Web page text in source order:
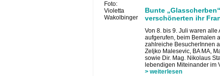
Foto:
Violetta
Wakolbinger
Bunte
verschönerten ihr
Von 8. bis 9. Juli waren
aufgerufen, beim Bemalen
zahlreiche BesucherInnen
Zeljko Malesevic, BA MA,
sowie Dir. Mag. Nikolaus
lebendigen Miteinander im
> weiterlesen